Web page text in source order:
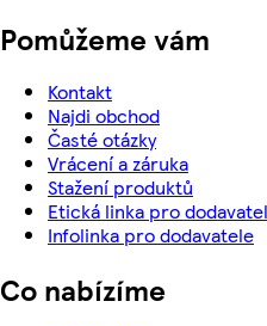
Pomůžeme vám
Kontakt
Najdi obchod
Časté otázky
Vrácení a záruka
Stažení produktů
Etická linka pro
Infolinka pro dodavatele
Co nabízíme